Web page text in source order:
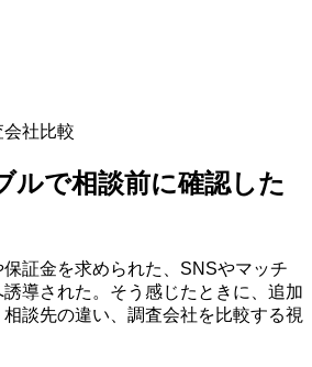
社比較
ルで相談前に確認した
証金を求められた、SNSやマッチ
導された。そう感じたときに、追加
談先の違い、調査会社を比較する視